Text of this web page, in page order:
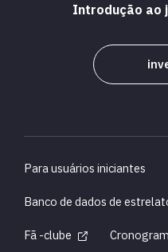
Introdução ao
Para usuários iniciantes
Banco de dados de
Fã -clube